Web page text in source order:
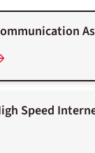
Speed